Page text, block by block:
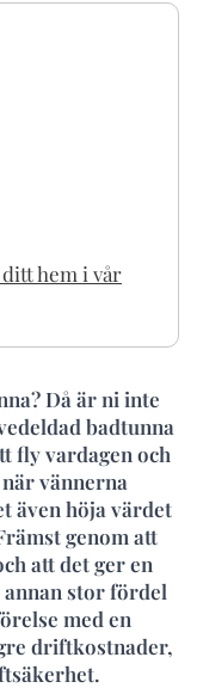
hem i vår
Då är ni inte
badtunna
fly vardagen och
vännerna
även höja värdet
genom att
att det ger en
annan stor fördel
med en
driftkostnader,